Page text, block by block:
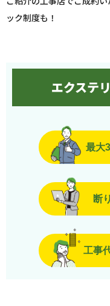
ック制度も！
エクステ
最大
断
工事